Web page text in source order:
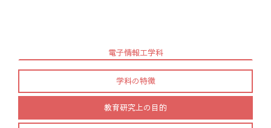
電子情報工学科
学科の特徴
教育研究上の目的